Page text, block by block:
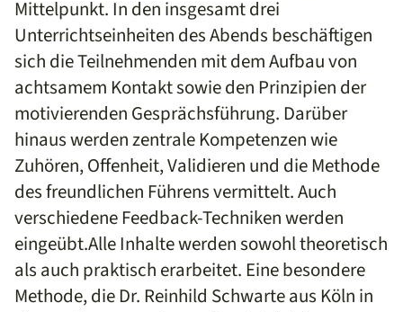
Mittelpunkt. In den insgesamt drei
Unterrichtseinheiten des Abends beschäftigen
sich die Teilnehmenden mit dem Aufbau von
achtsamem Kontakt sowie den Prinzipien der
motivierenden Gesprächsführung. Darüber
hinaus werden zentrale Kompetenzen wie
Zuhören, Offenheit, Validieren und die Methode
des freundlichen Führens vermittelt. Auch
verschiedene Feedback-Techniken werden
eingeübt.Alle Inhalte werden sowohl theoretisch
als auch praktisch erarbeitet. Eine besondere
Methode, die Dr. Reinhild Schwarte aus Köln in